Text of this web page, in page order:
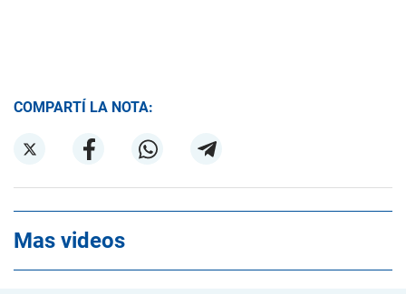
COMPARTÍ LA NOTA:
Mas videos